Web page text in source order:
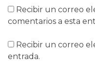
Recibir un correo
comentarios a esta
Recibir un correo
entrada.